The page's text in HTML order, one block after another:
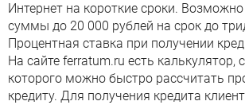
Интернет на короткие сроки.
суммы до 20 000 рублей на срок до
Процентная ставка при получении
На сайте ferratum.ru есть
которого можно быстро рассчитать
кредиту. Для получения кредита